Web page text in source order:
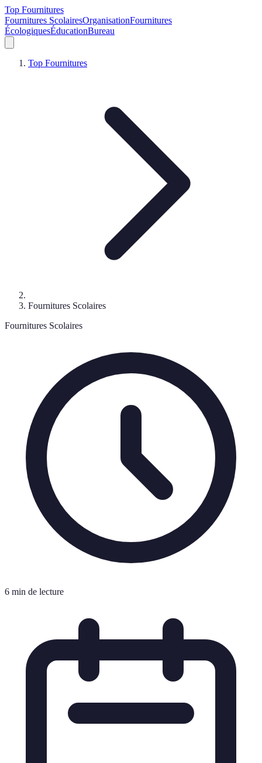
Top Fournitures
Fournitures ScolairesOrganisationFournitures
ÉcologiquesÉducationBureau
Top Fournitures
Fournitures Scolaires
Fournitures Scolaires
6 min de lecture